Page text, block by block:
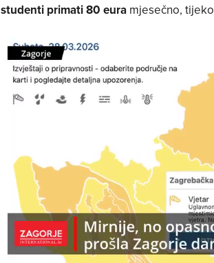
studenti primati 80 euramjesečno,